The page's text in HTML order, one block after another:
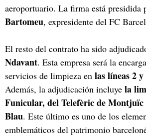
aeroportuario. La firma está presidida
Bartomeu, expresidente del FC
El resto del contrato ha sido
Ndavant. Esta empresa será la
servicios de limpieza en las líneas 2
Además, la adjudicación incluye la
Funicular, del Telefèric de
Blau. Este último es uno de los
emblemáticos del patrimonio